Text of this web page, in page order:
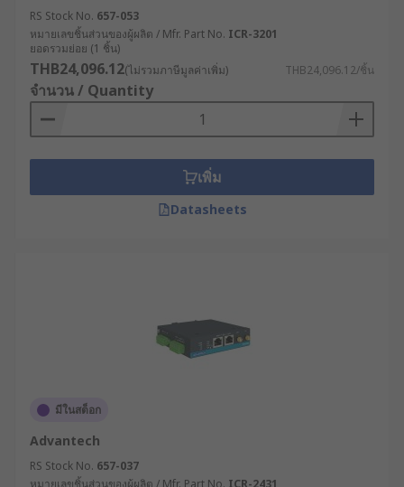
RS Stock No. 657-053
หมายเลขชิ้นส่วนของผู้ผลิต / Mfr. Part No. ICR-3201
ยอดรวมย่อย (1 ชิ้น)
THB24,096.12(ไม่รวมภาษีมูลค่าเพิ่ม) THB24,096.12/ชิ้น
จำนวน / Quantity
เพิ่ม
Datasheets
มีในสต็อก
Advantech
RS Stock No. 657-037
หมายเลขชิ้นส่วนของผู้ผลิต / Mfr. Part No. ICR-2431